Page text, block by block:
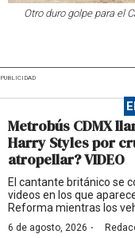
Otro duro golpe para el
PUBLICIDAD
Metrobús CDMX
Harry Styles por
atropellar? VIDEO
El cantante británico se
videos en los que
Reforma mientras los
6 de agosto, 2026 ·